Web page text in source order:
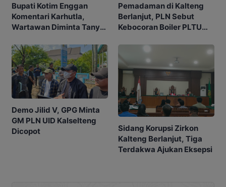
Bupati Kotim Enggan
Komentari Karhutla,
Wartawan Diminta Tanya
Pemadaman di Kalteng
Berlanjut, PLN Sebut
Kebocoran Boiler PLTU
Demo Jilid V, GPG Minta
GM PLN UID Kalselteng
Dicopot
Sidang Korupsi Zirkon
Kalteng Berlanjut, Tiga
Terdakwa Ajukan Eksepsi